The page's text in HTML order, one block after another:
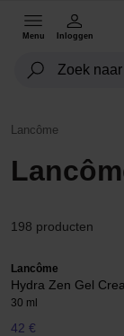
Menu Inloggen
Lancôme
198 producten
Lancôme
Hydra Zen Gel
30 ml
42 €